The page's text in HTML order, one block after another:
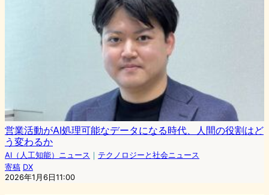
営業活動がAI処理可能なデータになる時代、人間の役割はど
う変わるか
AI（人工知能）ニュース ｜ テクノロジーと社会ニュース
寄稿 DX
2026年1月6日11:00